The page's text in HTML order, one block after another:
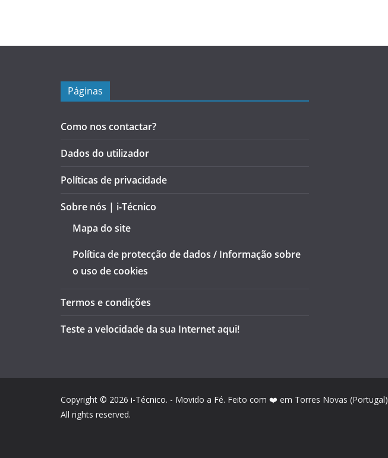
Páginas
Como nos contactar?
Dados do utilizador
Políticas de privacidade
Sobre nós | i-Técnico
Mapa do site
Política de protecção de dados / Informação sobre
o uso de cookies
Termos e condições
Teste a velocidade da sua Internet aqui!
Copyright © 2026 i-Técnico. - Movido a Fé. Feito com ❤️ em Torres Novas (Portugal)
All rights reserved.